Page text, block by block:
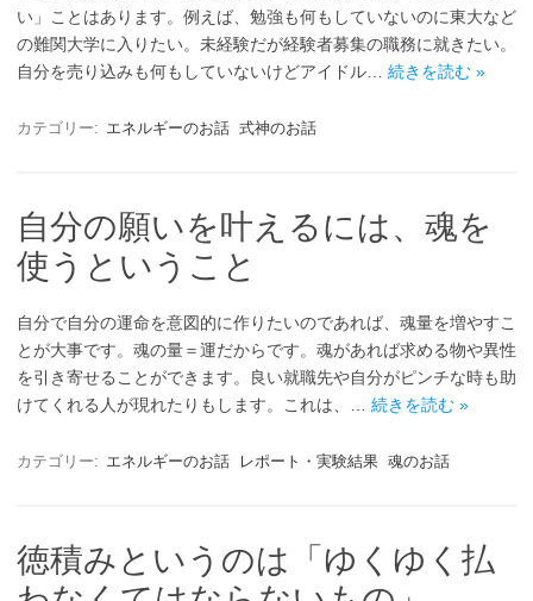
い」ことはあります。例えば、勉強も何もしていないのに東大など
の難関大学に入りたい。未経験だが経験者募集の職務に就きたい。
自分を売り込みも何もしていないけどアイドル… 続きを読む »
カテゴリー: エネルギーのお話 式神のお話
自分の願いを叶えるには、魂を
使うということ
自分で自分の運命を意図的に作りたいのであれば、魂量を増やすこ
とが大事です。魂の量＝運だからです。魂があれば求める物や異性
を引き寄せることができます。良い就職先や自分がピンチな時も助
けてくれる人が現れたりもします。これは、… 続きを読む »
カテゴリー: エネルギーのお話 レポート・実験結果 魂のお話
徳積みというのは「ゆくゆく払